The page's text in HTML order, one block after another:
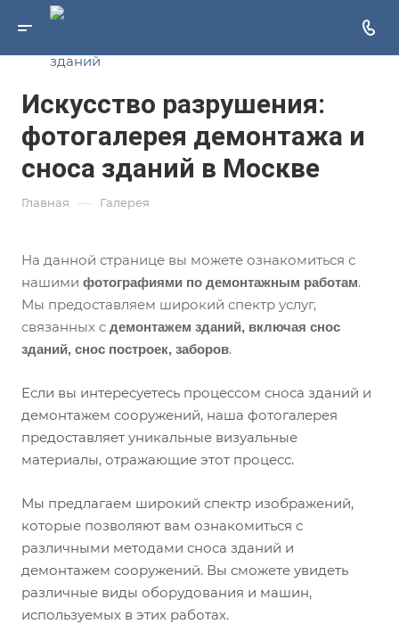
Искусство разрушения:
фотогалерея демонтажа и
сноса зданий в Москве
Главная — Галерея
На данной странице вы можете ознакомиться с
нашими фотографиями по демонтажным работам.
Мы предоставляем широкий спектр услуг,
связанных с демонтажем зданий, включая снос
зданий, снос построек, заборов.
Если вы интересуетесь процессом сноса зданий и
демонтажем сооружений, наша фотогалерея
предоставляет уникальные визуальные
материалы, отражающие этот процесс.
Мы предлагаем широкий спектр изображений,
которые позволяют вам ознакомиться с
различными методами сноса зданий и
демонтажем сооружений. Вы сможете увидеть
различные виды оборудования и машин,
используемых в этих работах.